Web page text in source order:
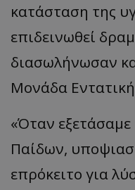
κατάσταση της
επιδεινωθεί
διασωλήνωσαν
Μονάδα
«Όταν
Παίδων,
επρόκειτο για